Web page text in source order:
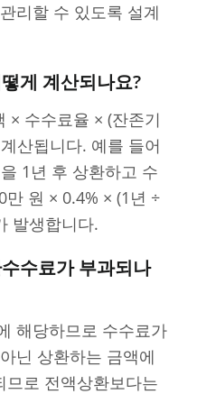
리할 수 있도록 설계
게 계산되나요?
× 수수료율 × (잔존기
산됩니다. 예를 들어
1년 후 상환하고 수
원 × 0.4% × (1년 ÷
발생합니다.
수료가 부과되나
해당하므로 수수료가
닌 상환하는 금액에
로 전액상환보다는